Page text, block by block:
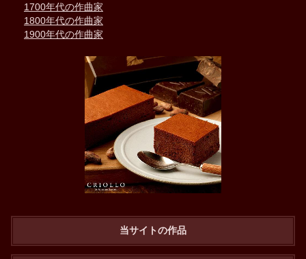
1700年代の作曲家
1800年代の作曲家
1900年代の作曲家
当サイトの作品